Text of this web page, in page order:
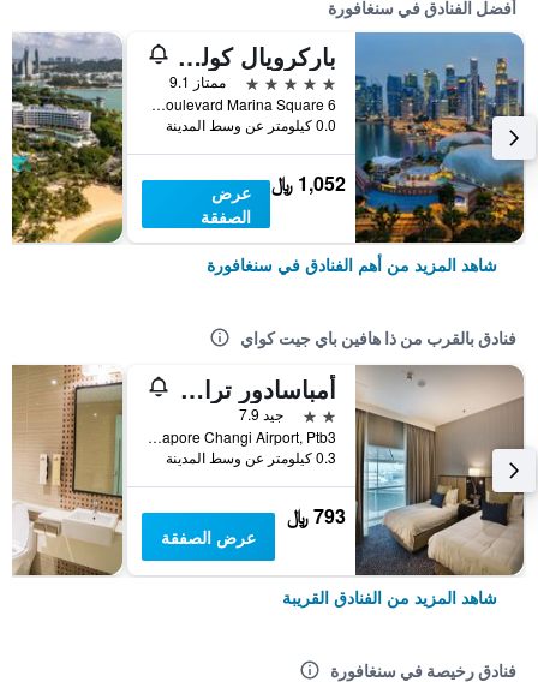
أفضل الفنادق في سنغافورة
باركرويال كوليكشن مارينا باي، سنغافورة
5 نجوم
ممتاز 9.1
6 Raffles Boulevard Marina Square, سنغافورة, سنغافورة
0.0 كيلومتر عن وسط المدينة
1,052 ﷼
عرض
الصفقة
شاهد المزيد من أهم الفنادق في سنغافورة
فنادق بالقرب من ذا هافين باي جيت كواي
أمباسادور ترانزيت هوتل تيرمينال 3
2 نجمتين
جيد 7.9
Singapore Changi Airport, Ptb3, سنغافورة, سنغافورة
0.3 كيلومتر عن وسط المدينة
793 ﷼
عرض الصفقة
شاهد المزيد من الفنادق القريبة
فنادق رخيصة في سنغافورة